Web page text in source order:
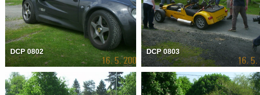
DCP 0802 DCP 0803